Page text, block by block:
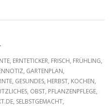
, ERNTETICKER, FRISCH, FRÜHLING,
, GARTENPLAN,
, GESUNDES, HERBST, KOCHEN,
, OBST, PFLANZENPFLEGE,
, SELBSTGEMACHT,